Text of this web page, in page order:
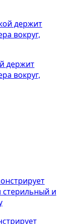
держит
вокруг,